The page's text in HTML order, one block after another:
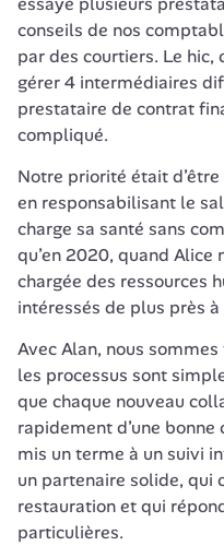
conseils de nos
par des courtiers. Le hic,
gérer 4 intermédiaires
prestataire de contrat
compliqué.
Notre priorité était
en responsabilisant le
charge sa santé sans
qu’en 2020, quand Alice
chargée des ressources
intéressés de plus près à
Avec Alan, nous
les processus sont
que chaque nouveau
rapidement d’une
mis un terme à un suivi
un partenaire solide, qui
restauration et qui
particulières.